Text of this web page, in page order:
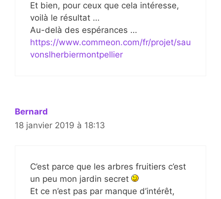
Et bien, pour ceux que cela intéresse,
voilà le résultat …
Au-delà des espérances …
https://www.commeon.com/fr/projet/sau
vonslherbiermontpellier
Bernard
18 janvier 2019 à 18:13
C’est parce que les arbres fruitiers c’est
un peu mon jardin secret
Et ce n’est pas par manque d’intérêt,